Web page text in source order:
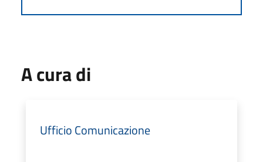
A cura di
Ufficio Comunicazione